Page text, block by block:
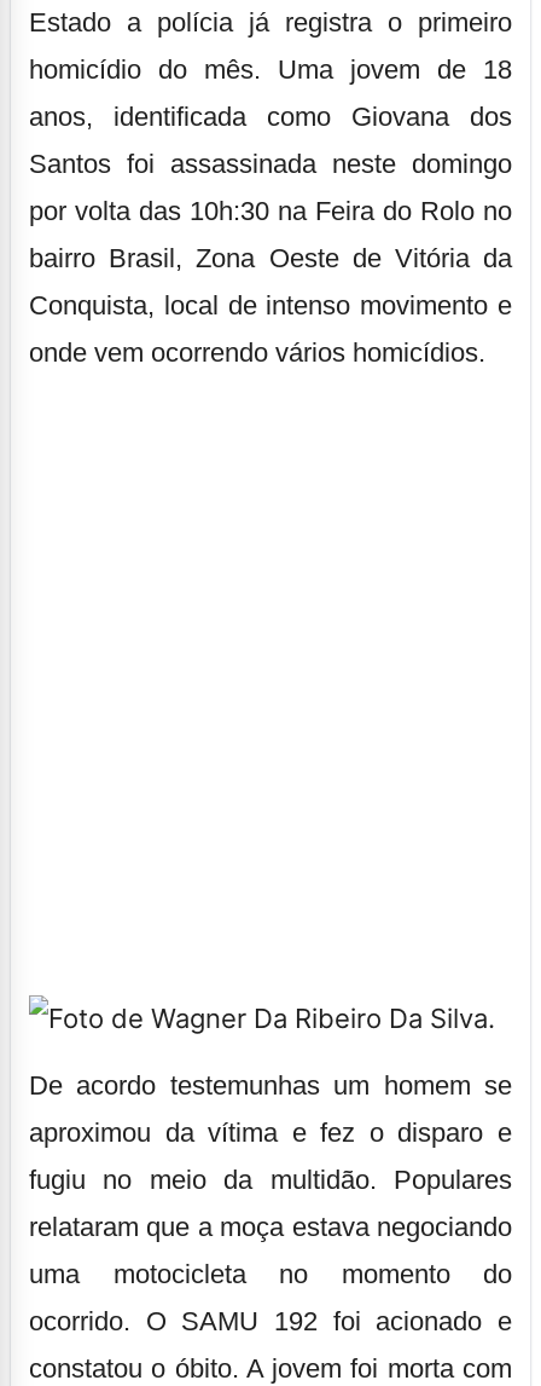
Estado a polícia já registra o primeiro
homicídio do mês. Uma jovem de 18
anos, identificada como Giovana dos
Santos foi assassinada neste domingo
por volta das 10h:30 na Feira do Rolo no
bairro Brasil, Zona Oeste de Vitória da
Conquista, local de intenso movimento e
onde vem ocorrendo vários homicídios.
De acordo testemunhas um homem se
aproximou da vítima e fez o disparo e
fugiu no meio da multidão. Populares
relataram que a moça estava negociando
uma motocicleta no momento do
ocorrido. O SAMU 192 foi acionado e
constatou o óbito. A jovem foi morta com